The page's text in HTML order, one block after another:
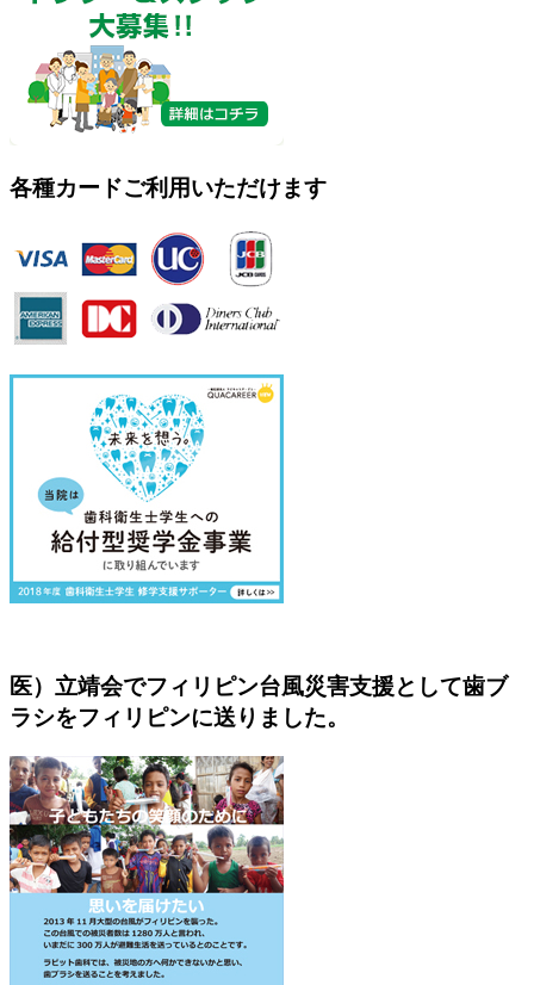
各種カードご利用いただけます
医）立靖会でフィリピン台風災害支援として歯ブ
ラシをフィリピンに送りました。